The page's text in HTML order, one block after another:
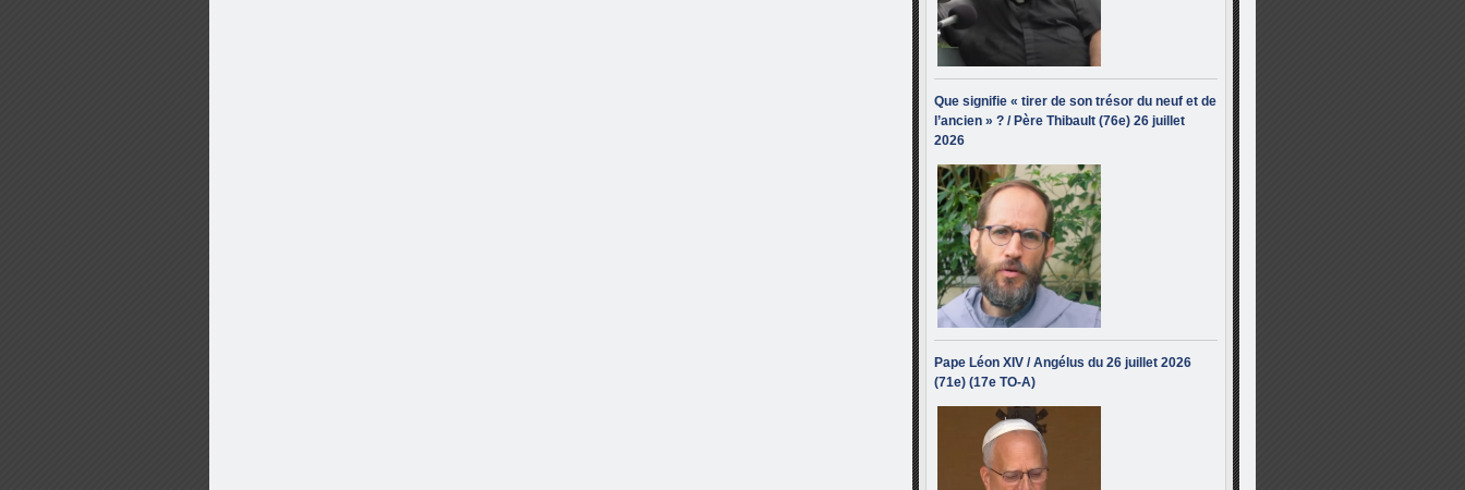
Que signifie « tirer de son trésor du neuf et de
l’ancien » ? / Père Thibault (76e) 26 juillet
2026
Pape Léon XIV / Angélus du 26 juillet 2026
(71e) (17e TO-A)